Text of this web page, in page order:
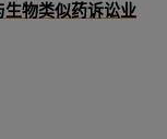
生物类似药诉讼业